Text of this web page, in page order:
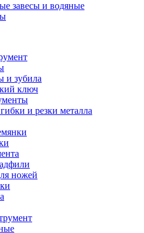
завесы и водяные
и зубила
ключ
и резки металла
ножей